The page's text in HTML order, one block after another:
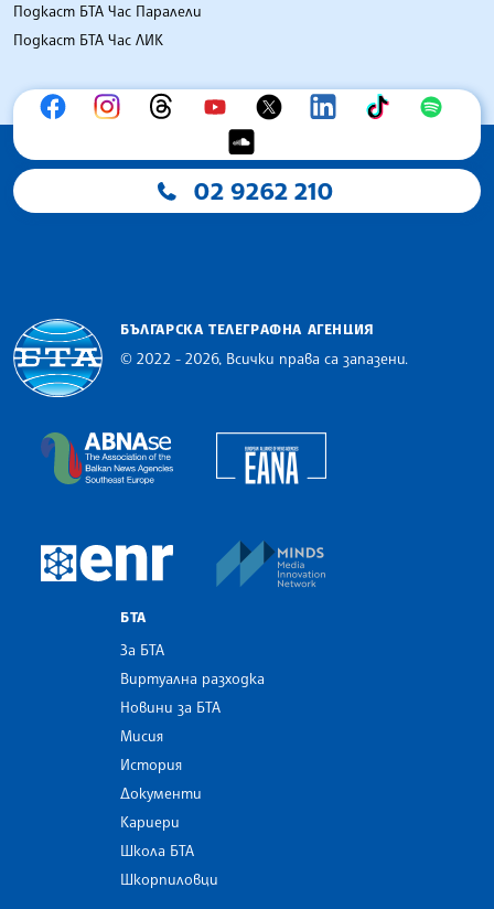
Подкаст БТА Час Паралели
Подкаст БТА Час ЛИК
02 9262 210
БЪЛГАРСКА ТЕЛЕГРАФНА АГЕНЦИЯ
© 2022 - 2026, Всички права са запазени.
The Assocoation of the Balkan News Agencies
European Newsroom
БТА
За БТА
Виртуална разходка
Новини за БТА
Мисия
История
Документи
Кариери
Школа БТА
Шкорпиловци